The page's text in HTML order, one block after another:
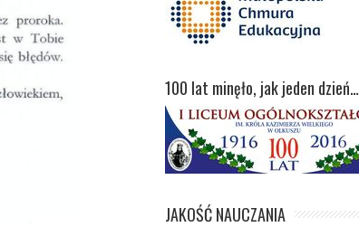
100 lat minęło, jak jeden dzień…
JAKOŚĆ NAUCZANIA